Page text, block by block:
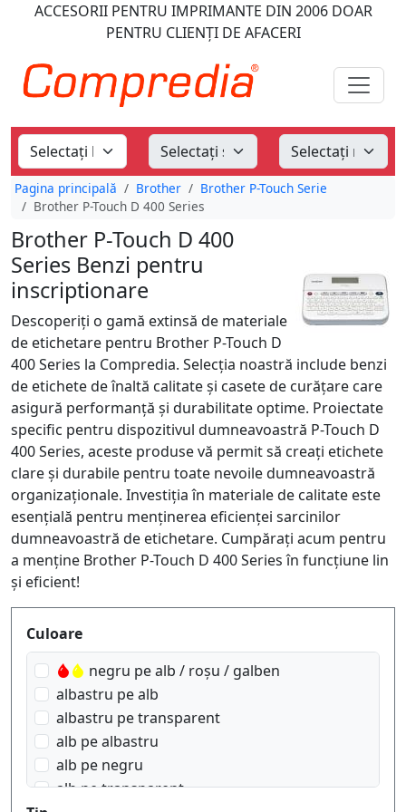
ACCESORII PENTRU IMPRIMANTE DIN 2006DOAR
PENTRU CLIENȚI DE AFACERI
Pagina principală Brother
Brother P-Touch Serie
Brother P-Touch D 400 Series
Brother P-Touch D 400
Series Benzi pentru
inscriptionare
Descoperiți o gamă extinsă de materiale
de etichetare pentru Brother P-Touch D
400 Series la Compredia. Selecția noastră include benzi
de etichete de înaltă calitate și casete de curățare care
asigură performanță și durabilitate optime. Proiectate
specific pentru dispozitivul dumneavoastră P-Touch D
400 Series, aceste produse vă permit să creați etichete
clare și durabile pentru toate nevoile dumneavoastră
organizaționale. Investiția în materiale de calitate este
esențială pentru menținerea eficienței sarcinilor
dumneavoastră de etichetare. Cumpărați acum pentru
a menține Brother P-Touch D 400 Series în funcțiune lin
și eficient!
Produktfilter
Culoare
negru pe alb / roșu / galben
albastru pe alb
albastru pe transparent
alb pe albastru
alb pe negru
alb pe transparent